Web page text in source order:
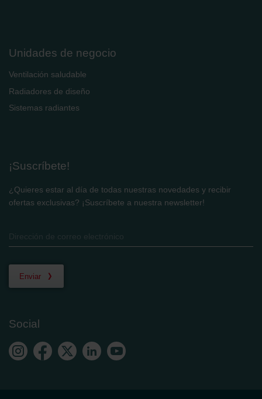
Unidades de negocio
Ventilación saludable
Radiadores de diseño
Sistemas radiantes
¡Suscríbete!
¿Quieres estar al día de todas nuestras novedades y recibir
ofertas exclusivas? ¡Suscríbete a nuestra newsletter!
Enviar
Social